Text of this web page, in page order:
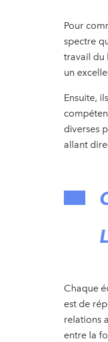
Pour
spectre
travail du
un
Ensuite,
diverses
allant
Chaque
est de
relations
entre la